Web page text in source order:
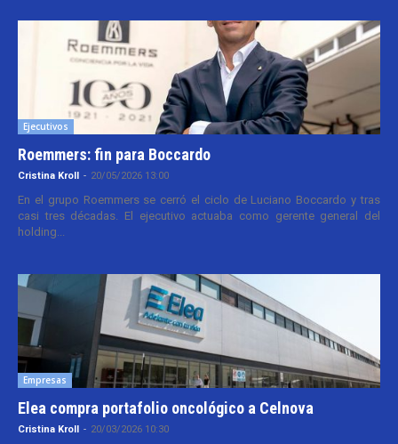
Ejecutivos
Roemmers: fin para Boccardo
Cristina Kroll - 20/05/2026 13:00
En el grupo Roemmers se cerró el ciclo de Luciano Boccardo y tras
casi tres décadas. El ejecutivo actuaba como gerente general del
holding...
Empresas
Elea compra portafolio oncológico a Celnova
Cristina Kroll - 20/03/2026 10:30